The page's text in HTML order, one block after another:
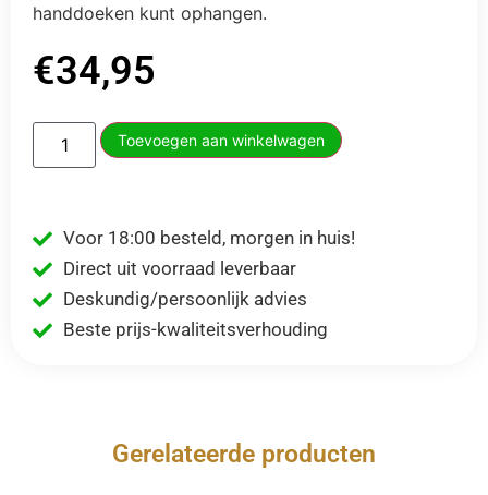
handdoeken kunt ophangen.
€34,95
Toevoegen aan winkelwagen
Voor 18:00 besteld, morgen in huis!
Direct uit voorraad leverbaar
Deskundig/persoonlijk advies
Beste prijs-kwaliteitsverhouding
Gerelateerde producten